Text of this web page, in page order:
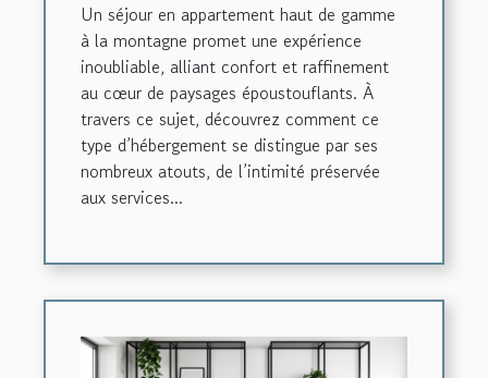
Un séjour en appartement haut de gamme
à la montagne promet une expérience
inoubliable, alliant confort et raffinement
au cœur de paysages époustouflants. À
travers ce sujet, découvrez comment ce
type d’hébergement se distingue par ses
nombreux atouts, de l’intimité préservée
aux services...